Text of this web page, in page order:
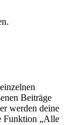
Beiträge
werden deine
Funktion „Alle